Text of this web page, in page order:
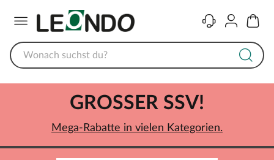
KontaktKonto
GROSSER SSV!
Mega-Rabatte in vielen Kategorien.